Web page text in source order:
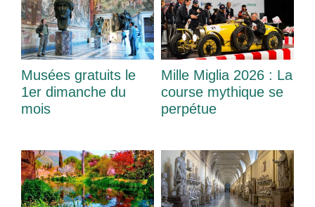
Musées gratuits le
1er dimanche du
mois
Mille Miglia 2026 : La
course mythique se
perpétue